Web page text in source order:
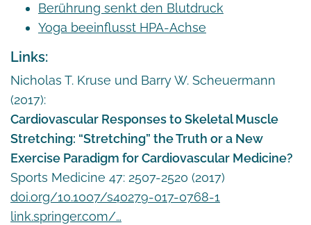
Berührung senkt den Blutdruck
Yoga beeinflusst HPA-Achse
Links:
Nicholas T. Kruse und Barry W. Scheuermann
(2017):
Cardiovascular Responses to Skeletal Muscle
Stretching: “Stretching” the Truth or a New
Exercise Paradigm for Cardiovascular Medicine?
Sports Medicine 47: 2507-2520 (2017)
doi.org/10.1007/s40279-017-0768-1
link.springer.com/…